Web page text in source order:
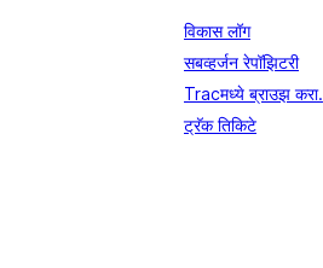
विकास लॉग
सबव्हर्जन रेपॉझिटरी
Tracमध्ये ब्राउझ करा.
ट्रॅक तिकिटे